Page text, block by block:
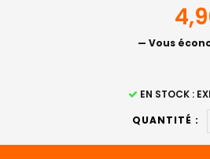
— Vous
EN STOCK :
QUANTITÉ :